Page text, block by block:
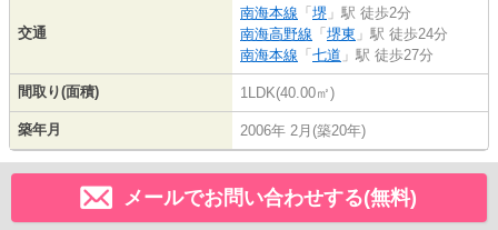
交通
南海本線 「 堺 」駅 徒歩2分
南海高野線 「 堺東 」駅 徒歩24分
南海本線 「 七道 」駅 徒歩27分
間取り(面積) 1LDK(40.00㎡)
築年月 2006年 2月(築20年)
メールでお問い合わせする(無料)